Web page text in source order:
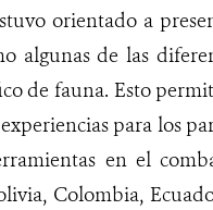
orientado a
algunas de las
de fauna. Esto
para los
en el
Colombia,